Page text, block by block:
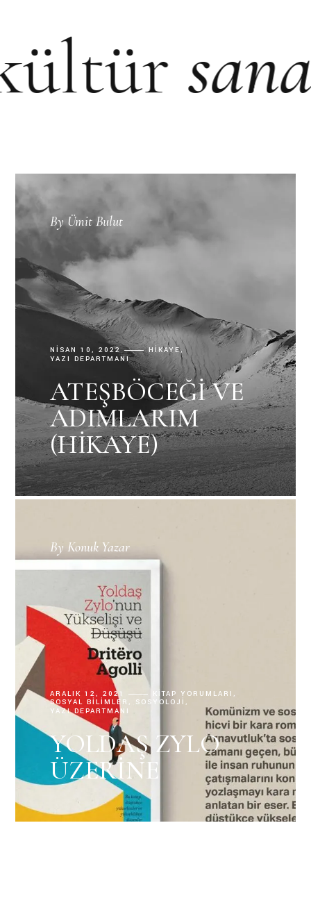
By Ümit Bulut
NISAN 10, 2022
HIKAYE
YAZI DEPARTMANI
ATEŞBÖCEĞI VE
ADIMLARIM
(HIKAYE)
By Konuk Yazar
ARALIK 12, 2021
KITAP YORUMLARI
SOSYAL BILIMLER
SOSYOLOJI
YAZI DEPARTMANI
YOLDAŞ ZYLO
ÜZERINE